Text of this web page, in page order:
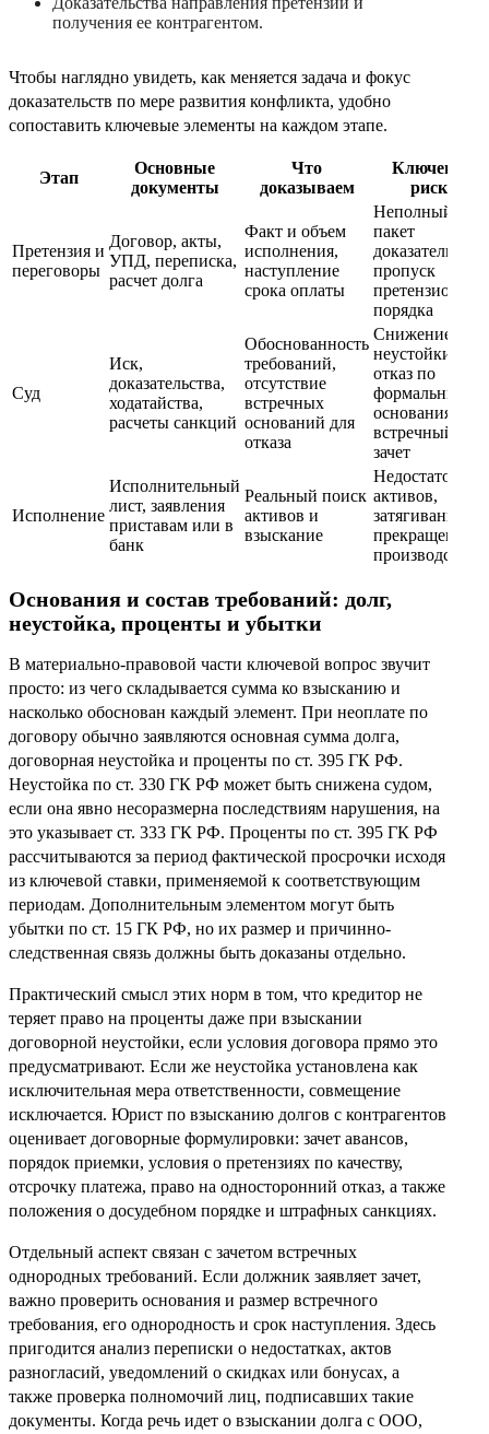
получения ее контрагентом.
Чтобы наглядно увидеть, как меняется задача и фокус
доказательств по мере развития конфликта, удобно
сопоставить ключевые элементы на каждом этапе.
Этап
Основные
документы
Что
доказываем
Ключевые
риски
Претензия и
переговоры
Договор, акты,
УПД, переписка,
расчет долга
Факт и объем
исполнения,
наступление
срока оплаты
Неполный
пакет
доказательств,
пропуск
порядка
Суд
Иск,
доказательства,
ходатайства,
расчеты санкций
Обоснованность
требований,
отсутствие
встречных
оснований для
отказа
Снижение
неустойки,
отказ по
формальным
основаниям,
встречный
зачет
Исполнение
Исполнительный
лист, заявления
приставам или в
банк
Реальный поиск
активов и
взыскание
Недостаток
активов,
затягивание,
прекращение
производства
Основания и состав требований: долг,
неустойка, проценты и убытки
В материально-правовой части ключевой вопрос звучит
просто: из чего складывается сумма ко взысканию и
насколько обоснован каждый элемент. При неоплате по
договору обычно заявляются основная сумма долга,
договорная неустойка и проценты по ст. 395 ГК РФ.
Неустойка по ст. 330 ГК РФ может быть снижена судом,
если она явно несоразмерна последствиям нарушения, на
это указывает ст. 333 ГК РФ. Проценты по ст. 395 ГК РФ
рассчитываются за период фактической просрочки исходя
из ключевой ставки, применяемой к соответствующим
периодам. Дополнительным элементом могут быть
убытки по ст. 15 ГК РФ, но их размер и причинно-
следственная связь должны быть доказаны отдельно.
Практический смысл этих норм в том, что кредитор не
теряет право на проценты даже при взыскании
договорной неустойки, если условия договора прямо это
предусматривают. Если же неустойка установлена как
исключительная мера ответственности, совмещение
исключается. Юрист по взысканию долгов с контрагентов
оценивает договорные формулировки: зачет авансов,
порядок приемки, условия о претензиях по качеству,
отсрочку платежа, право на односторонний отказ, а также
положения о досудебном порядке и штрафных санкциях.
Отдельный аспект связан с зачетом встречных
однородных требований. Если должник заявляет зачет,
важно проверить основания и размер встречного
требования, его однородность и срок наступления. Здесь
пригодится анализ переписки о недостатках, актов
разногласий, уведомлений о скидках или бонусах, а
также проверка полномочий лиц, подписавших такие
документы. Когда речь идет о взыскании долга с ООО,